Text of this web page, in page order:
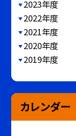
2023年度
2022年度
2021年度
2020年度
2019年度
カレンダー